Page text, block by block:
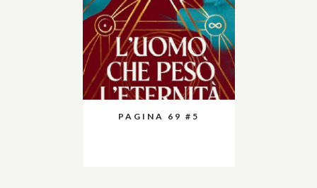
PAGINA 69 #5